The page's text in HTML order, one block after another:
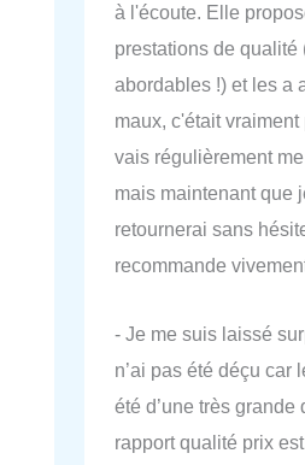
à l'écoute. Elle
prestations de qualité
abordables !) et les a
maux, c'était vraiment
vais régulièrement
mais maintenant que
retournerai sans
recommande
- Je me suis laissé
n’ai pas été déçu car
été d’une très grande
rapport qualité prix